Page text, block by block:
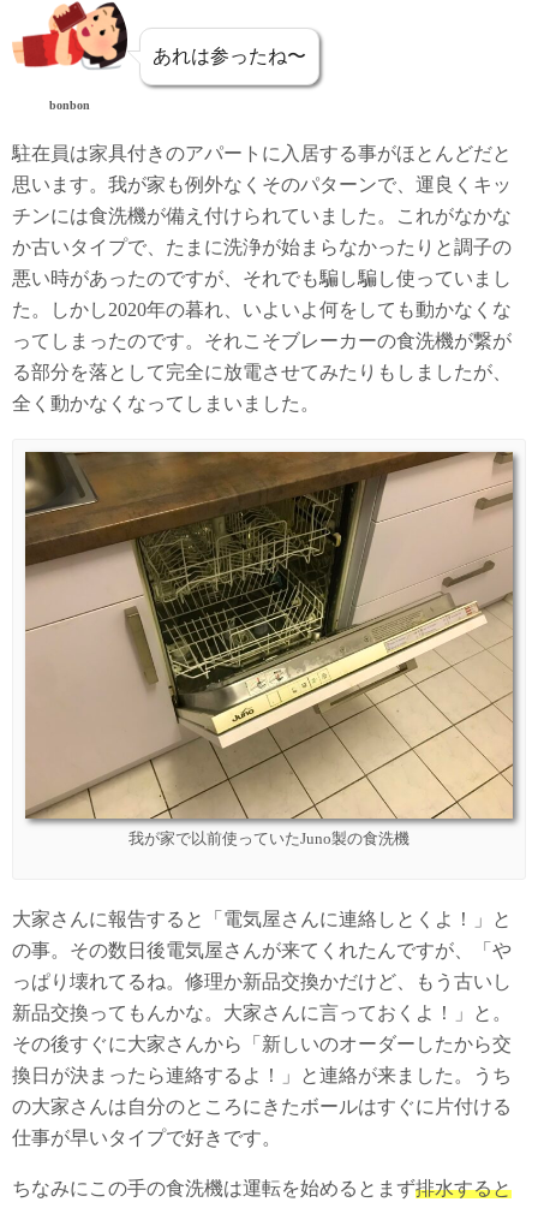
bonbon
あれは参ったね〜
駐在員は家具付きのアパートに入居する事がほとんどだと
思います。我が家も例外なくそのパターンで、運良くキッ
チンには食洗機が備え付けられていました。これがなかな
か古いタイプで、たまに洗浄が始まらなかったりと調子の
悪い時があったのですが、それでも騙し騙し使っていまし
た。しかし2020年の暮れ、いよいよ何をしても動かなくな
ってしまったのです。それこそブレーカーの食洗機が繋が
る部分を落として完全に放電させてみたりもしましたが、
全く動かなくなってしまいました。
我が家で以前使っていたJuno製の食洗機
大家さんに報告すると「電気屋さんに連絡しとくよ！」と
の事。その数日後電気屋さんが来てくれたんですが、「や
っぱり壊れてるね。修理か新品交換かだけど、もう古いし
新品交換ってもんかな。大家さんに言っておくよ！」と。
その後すぐに大家さんから「新しいのオーダーしたから交
換日が決まったら連絡するよ！」と連絡が来ました。うち
の大家さんは自分のところにきたボールはすぐに片付ける
仕事が早いタイプで好きです。
ちなみにこの手の食洗機は運転を始めるとまず排水すると